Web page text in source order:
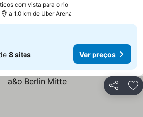
com vista para o rioVer preços
a 1.0 km de Uber Arena
8 sites Ver preços
Partilhar